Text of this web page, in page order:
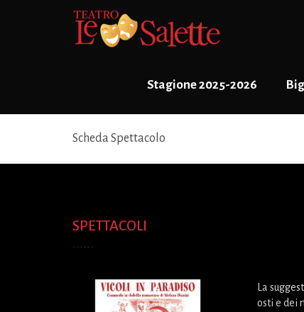
Stagione 2025-2026
Scheda Spettacolo
SPETTACOLI
La
osti e dei